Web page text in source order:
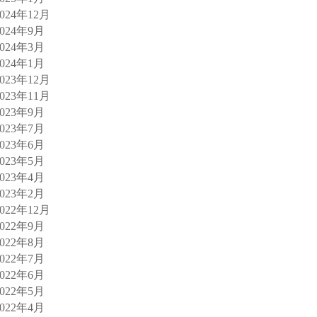
年12月
年9月
年3月
年1月
年12月
年11月
年9月
年7月
年6月
年5月
年4月
年2月
年12月
年9月
年8月
年7月
年6月
年5月
年4月